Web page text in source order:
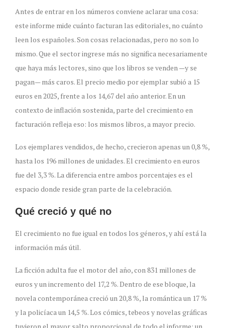
Antes de entrar en los números conviene aclarar una cosa:
este informe mide cuánto facturan las editoriales, no cuánto
leen los españoles. Son cosas relacionadas, pero no son lo
mismo. Que el sector ingrese más no significa necesariamente
que haya más lectores, sino que los libros se venden —y se
pagan— más caros. El precio medio por ejemplar subió a 15
euros en 2025, frente a los 14,67 del año anterior. En un
contexto de inflación sostenida, parte del crecimiento en
facturación refleja eso: los mismos libros, a mayor precio.
Los ejemplares vendidos, de hecho, crecieron apenas un 0,8 %,
hasta los 196 millones de unidades. El crecimiento en euros
fue del 3,3 %. La diferencia entre ambos porcentajes es el
espacio donde reside gran parte de la celebración.
Qué creció y qué no
El crecimiento no fue igual en todos los géneros, y ahí está la
información más útil.
La ficción adulta fue el motor del año, con 831 millones de
euros y un incremento del 17,2 %. Dentro de ese bloque, la
novela contemporánea creció un 20,8 %, la romántica un 17 %
y la policíaca un 14,5 %. Los cómics, tebeos y novelas gráficas
tuvieron el mayor salto proporcional de todo el informe: un